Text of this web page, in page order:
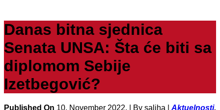
Danas bitna sjednica
Senata UNSA: Šta će biti sa
diplomom Sebije
Izetbegović?
Published On 10. November 2022. | By saliha | Aktuelnosti,